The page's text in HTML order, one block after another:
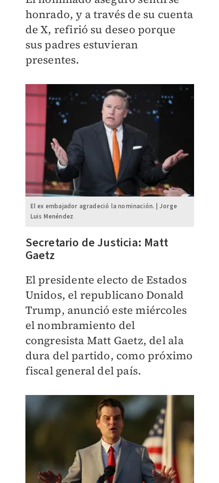
honrado, y a través de su cuenta
de X, refirió su deseo porque
sus padres estuvieran
presentes.
El ex embajador agradeció la nominación. | Jorge
Luis Menéndez
Secretario de Justicia: Matt
Gaetz
El presidente electo de Estados
Unidos, el republicano Donald
Trump, anunció este miércoles
el nombramiento del
congresista Matt Gaetz, del ala
dura del partido, como próximo
fiscal general del país.